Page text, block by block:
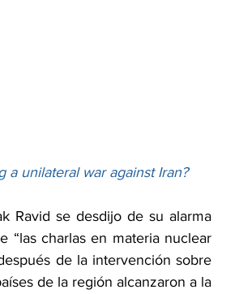
unilateral war against Iran?
Ravid se desdijo de su alarma
“las charlas en materia nuclear
de la intervención sobre
de la región alcanzaron a la